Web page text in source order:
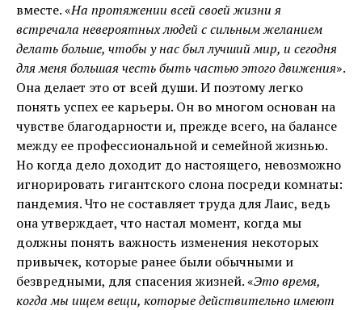
вместе. «На протяжении всей своей жизни я
встречала невероятных людей с сильным желанием
делать больше, чтобы у нас был лучший мир, и сегодня
для меня большая честь быть частью этого движения».
Она делает это от всей души. И поэтому легко
понять успех ее карьеры. Он во многом основан на
чувстве благодарности и, прежде всего, на балансе
между ее профессиональной и семейной жизнью.
Но когда дело доходит до настоящего, невозможно
игнорировать гигантского слона посреди комнаты:
пандемия. Что не составляет труда для Лаис, ведь
она утверждает, что настал момент, когда мы
должны понять важность изменения некоторых
привычек, которые ранее были обычными и
безвредными, для спасения жизней. «Это время,
когда мы ищем вещи, которые действительно имеют